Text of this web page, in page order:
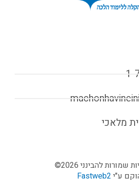
1-
שמורות להבינני 2026©
ע"י Fastweb2